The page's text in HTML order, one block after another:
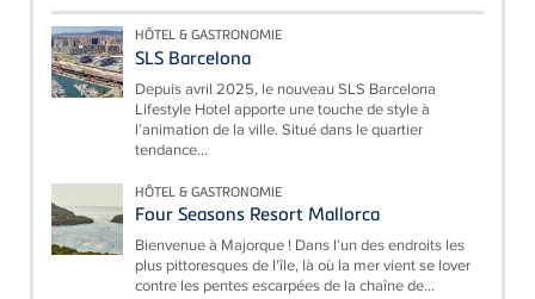
HÔTEL & GASTRONOMIE
SLS Barcelona
Depuis avril 2025, le nouveau SLS Barcelona
Lifestyle Hotel apporte une touche de style à
l’animation de la ville. Situé dans le quartier
tendance...
HÔTEL & GASTRONOMIE
Four Seasons Resort Mallorca
Bienvenue à Majorque ! Dans l’un des endroits les
plus pittoresques de l’île, là où la mer vient se lover
contre les pentes escarpées de la chaîne de...